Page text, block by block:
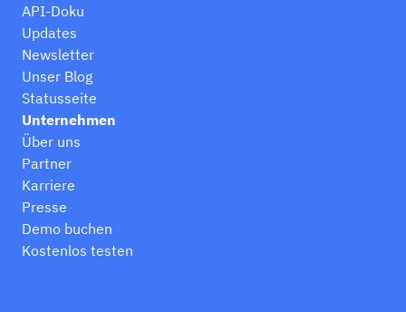
API-Doku
Updates
Newsletter
Unser Blog
Statusseite
Unternehmen
Über uns
Partner
Karriere
Presse
Demo buchen
Kostenlos testen